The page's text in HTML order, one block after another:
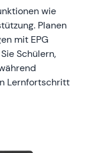
wie
Planen
mit EPG
Schülern,
Lernfortschritt